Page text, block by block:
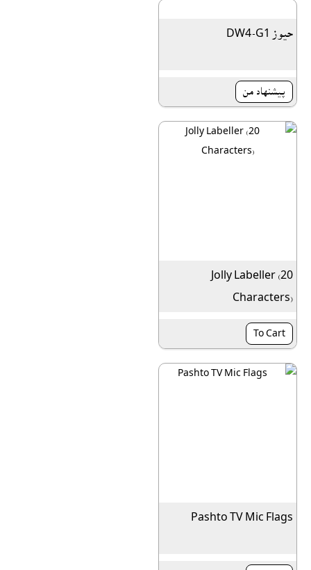
حیوز DW4-G1
پیشنهاد من
Jolly Labeller (20
Characters)
To Cart
Pashto TV Mic Flags